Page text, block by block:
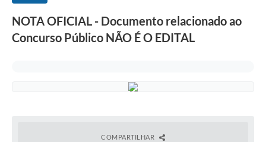
NOTA OFICIAL - Documento relacionado ao
Concurso Público NÃO É O EDITAL
COMPARTILHAR